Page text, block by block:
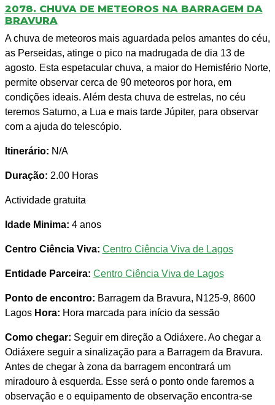
2078. CHUVA DE METEOROS NA BARRAGEM DA
BRAVURA
A chuva de meteoros mais aguardada pelos amantes do céu,
as Perseidas, atinge o pico na madrugada de dia 13 de
agosto. Esta espetacular chuva, a maior do Hemisfério Norte,
permite observar cerca de 90 meteoros por hora, em
condições ideais. Além desta chuva de estrelas, no céu
teremos Saturno, a Lua e mais tarde Júpiter, para observar
com a ajuda do telescópio.
Itinerário: N/A
Duração: 2.00 Horas
Actividade gratuita
Idade Minima: 4 anos
Centro Ciência Viva: Centro Ciência Viva de Lagos
Entidade Parceira: Centro Ciência Viva de Lagos
Ponto de encontro: Barragem da Bravura, N125-9, 8600
Lagos Hora: Hora marcada para início da sessão
Como chegar: Seguir em direção a Odiáxere. Ao chegar a
Odiáxere seguir a sinalização para a Barragem da Bravura.
Antes de chegar à zona da barragem encontrará um
miradouro à esquerda. Esse será o ponto onde faremos a
observação e o equipamento de observação encontra-se